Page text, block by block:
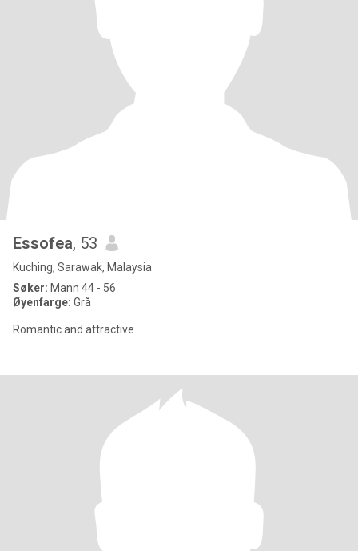
Essofea, 53
Kuching, Sarawak, Malaysia
Søker: Mann 44 - 56
Øyenfarge: Grå
Romantic and attractive.